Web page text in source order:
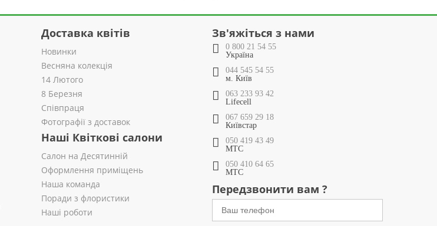
Доставка квітів
Новинки
Весняна колекція
14 Лютого
8 Березня
Співпраця
Фотографії з доставок
Наші Квіткові салони
Салон на Десятинній
Оформлення приміщень
Наша команда
Поради з флористики
Наші роботи
Зв'яжіться з нами
0 800 21 54 55
Україна
044 545 54 55
м. Київ
063 233 93 42
Lifecell
067 659 29 18
Київстар
050 419 43 49
МТС
050 410 64 65
МТС
Передзвонити вам ?